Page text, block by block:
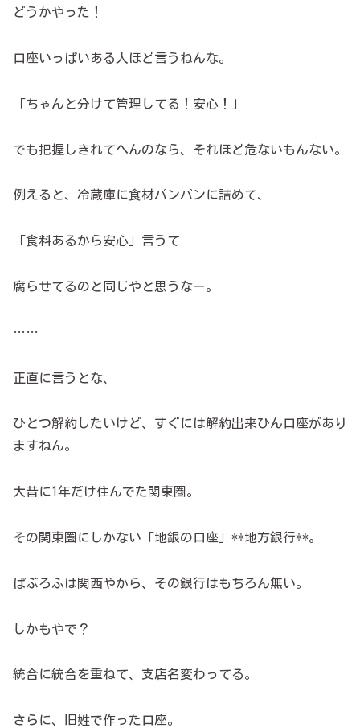
どうかやった！
口座いっぱいある人ほど言うねんな。
「ちゃんと分けて管理してる！安心！」
でも把握しきれてへんのなら、それほど危ないもんない。
例えると、冷蔵庫に食材パンパンに詰めて、
「食料あるから安心」言うて
腐らせてるのと同じやと思うなー。
……
正直に言うとな、
ひとつ解約したいけど、すぐには解約出来ひん口座があり
ますねん。
大昔に1年だけ住んでた関東圏。
その関東圏にしかない「地銀の口座」**地方銀行**。
ぱぶろふは関西やから、その銀行はもちろん無い。
しかもやで？
統合に統合を重ねて、支店名変わってる。
さらに、旧姓で作った口座。